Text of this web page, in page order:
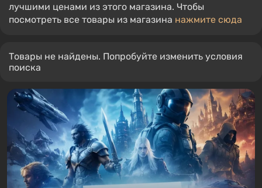
лучшими ценами из этого магазина. Чтобы
посмотреть все товары из магазина нажмите сюда
Товары не найдены. Попробуйте изменить условия
поиска